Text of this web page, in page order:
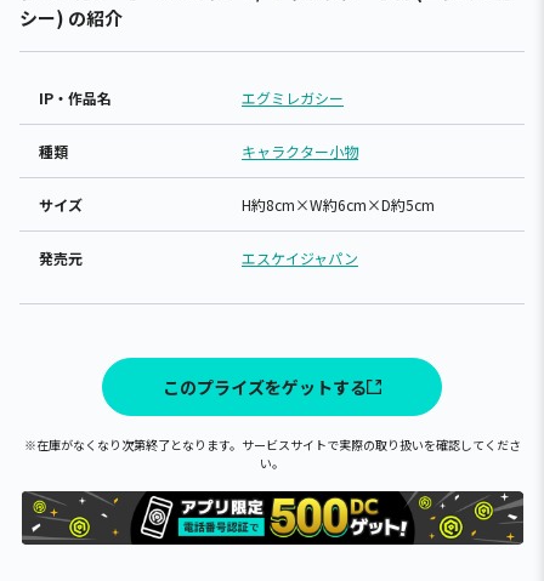
シー) の紹介
IP・作品名 エグミレガシー
種類 キャラクター小物
サイズ H約8cm×W約6cm×D約5cm
発売元 エスケイジャパン
このプライズをゲットする
※在庫がなくなり次第終了となります。サービスサイトで実際の取り扱いを確認してくださ
い。